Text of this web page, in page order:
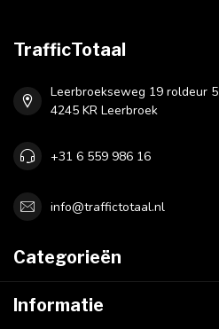
TrafficTotaal
Leerbroekseweg 19 roldeur 5
4245 KR Leerbroek
+31 6 559 986 16
info@traffictotaal.nl
Categorieën
Informatie